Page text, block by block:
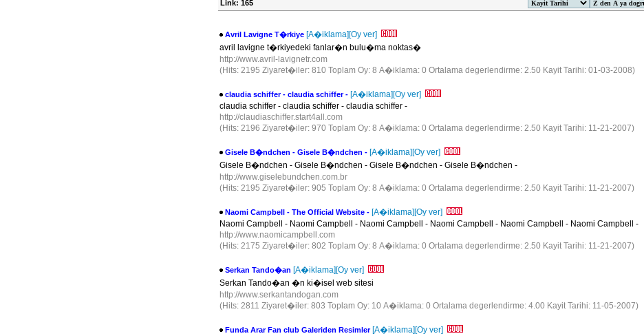
Link: 165
Avril Lavigne T�rkiye [A�iklama][Oy ver]
avril lavigne t�rkiyedeki fanlar�n bulu�ma noktas�
http://www.avril-lavignetr.com
(Hits: 2195 Ziyaret�iler: 810 Toplam Oy: 8 A�iklama: 0 Ortalama degerlendirme: 2.50 Kayit Tarihi: 01-03-2008)
claudia schiffer - claudia schiffer - [A�iklama][Oy ver]
claudia schiffer - claudia schiffer - claudia schiffer -
http://claudiaschiffer.start4all.com
(Hits: 2196 Ziyaret�iler: 970 Toplam Oy: 8 A�iklama: 0 Ortalama degerlendirme: 2.50 Kayit Tarihi: 11-21-2007)
Gisele B�ndchen - Gisele B�ndchen - [A�iklama][Oy ver]
Gisele B�ndchen - Gisele B�ndchen - Gisele B�ndchen - Gisele B�ndchen -
http://www.giselebundchen.com.br
(Hits: 2195 Ziyaret�iler: 905 Toplam Oy: 8 A�iklama: 0 Ortalama degerlendirme: 2.50 Kayit Tarihi: 11-21-2007)
Naomi Campbell - The Official Website - [A�iklama][Oy ver]
Naomi Campbell - Naomi Campbell - Naomi Campbell - Naomi Campbell - Naomi Campbell - Naomi Campbell -
http://www.naomicampbell.com
(Hits: 2175 Ziyaret�iler: 802 Toplam Oy: 8 A�iklama: 0 Ortalama degerlendirme: 2.50 Kayit Tarihi: 11-21-2007)
Serkan Tando�an [A�iklama][Oy ver]
Serkan Tando�an �n ki�isel web sitesi
http://www.serkantandogan.com
(Hits: 2811 Ziyaret�iler: 803 Toplam Oy: 10 A�iklama: 0 Ortalama degerlendirme: 4.00 Kayit Tarihi: 11-05-2007)
Funda Arar Fan club Galeriden Resimler [A�iklama][Oy ver]